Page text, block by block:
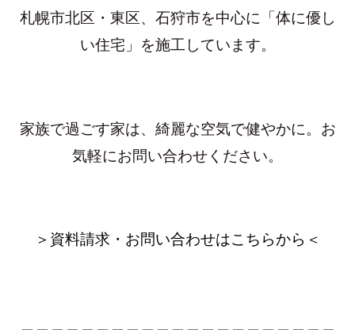
札幌市北区・東区、石狩市を中心に「体に優し
い住宅」を施工しています。
家族で過ごす家は、綺麗な空気で健やかに。お
気軽にお問い合わせください。
＞資料請求・お問い合わせはこちらから＜